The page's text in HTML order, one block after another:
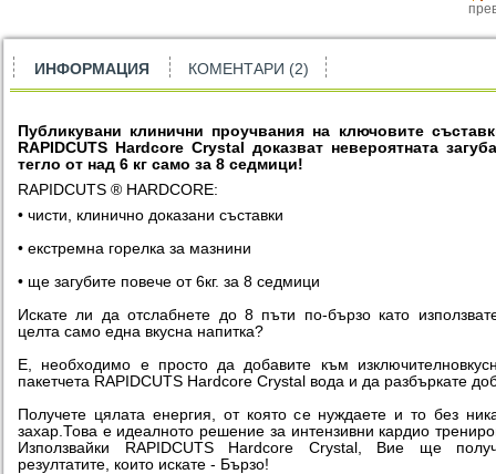
ИНФОРМАЦИЯ КОМЕНТАРИ (2)
Публикувани клинични проучвания на ключовите
RAPIDCUTS Hardcore Crystal доказват невероятната
тегло от над 6 кг само за 8 седмици!
RAPIDCUTS ® HARDCORE:
• чисти, клинично доказани съставки
• екстремна горелка за мазнини
• ще загубите повече от 6кг. за 8 седмици
Искате ли да отслабнете до 8 пъти по-бързо като
целта само една вкусна напитка?
Е, необходимо е просто да добавите към
пакетчета RAPIDCUTS Hardcore Crystal вода и да разбъркате
Получете цялата енергия, от която се нуждаете и то без
захар.Това е идеалното решение за интензивни кардио
Използвайки RAPIDCUTS Hardcore Crystal, Вие ще
резултатите, които искате - Бързо!